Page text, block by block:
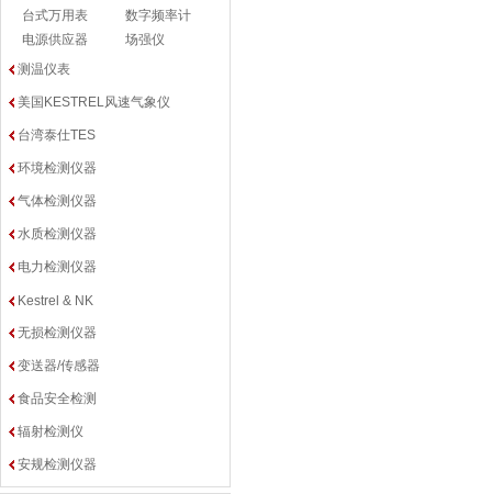
台式万用表
数字频率计
电源供应器
场强仪
测温仪表
美国KESTREL风速气象仪
台湾泰仕TES
环境检测仪器
气体检测仪器
水质检测仪器
电力检测仪器
Kestrel & NK
无损检测仪器
变送器/传感器
食品安全检测
辐射检测仪
安规检测仪器